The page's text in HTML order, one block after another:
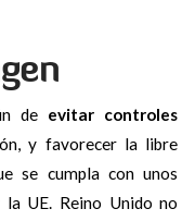
de evitar controles
y favorecer la libre
se cumpla con unos
UE. Reino Unido no